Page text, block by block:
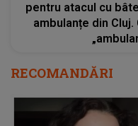
pentru atacul cu
ambulanțe din
RECOMANDĂRI